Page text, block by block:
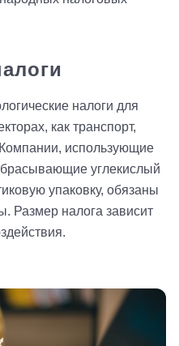
налоги для
как транспорт,
использующие
углекислый
упаковку, обязаны
Размер налога зависит